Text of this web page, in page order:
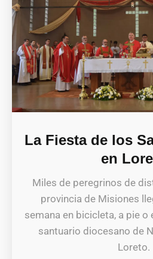
La Fiesta de los
en
Miles de peregrinos de
provincia de Misiones
semana en bicicleta, a pie o
santuario diocesano de
Loreto.